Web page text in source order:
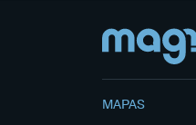
MAPAS